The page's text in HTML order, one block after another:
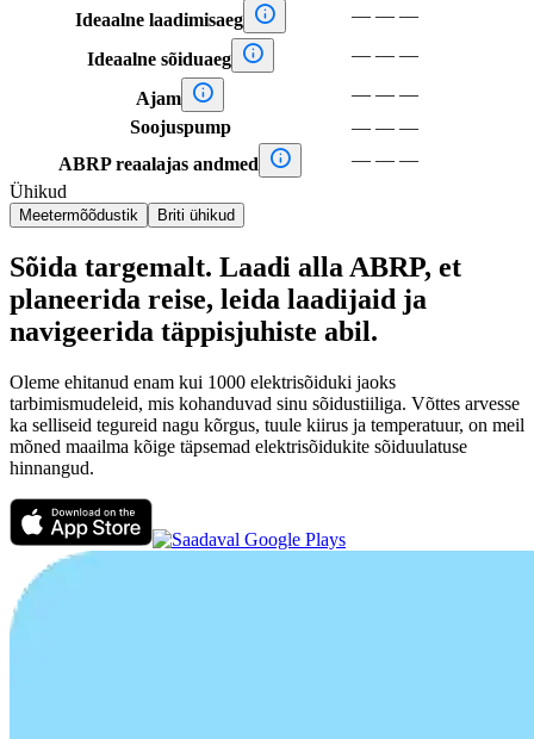
Ideaalne laadimisaeg
 — — —
Ideaalne sõiduaeg  — — —
Ajam  — — —
Soojuspump
— — —
ABRP reaalajas andmed
 — — —
Ühikud
Meetermõõdustik Briti ühikud
Sõida targemalt. Laadi alla ABRP, et
planeerida reise, leida laadijaid ja
navigeerida täppisjuhiste abil.
Oleme ehitanud enam kui 1000 elektrisõiduki jaoks
tarbimismudeleid, mis kohanduvad sinu sõidustiiliga. Võttes arvesse
ka selliseid tegureid nagu kõrgus, tuule kiirus ja temperatuur, on meil
mõned maailma kõige täpsemad elektrisõidukite sõiduulatuse
hinnangud.